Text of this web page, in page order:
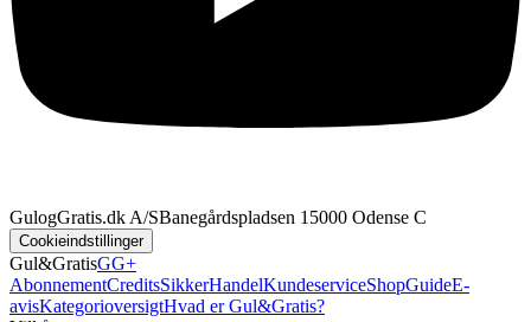
GulogGratis.dk A/SBanegårdspladsen 1 5000 Odense C
Cookieindstillinger
Gul&GratisGG+
AbonnementCreditsSikkerHandelKundeserviceShopGuideE-
avisKategorioversigtHvad er Gul&Gratis?